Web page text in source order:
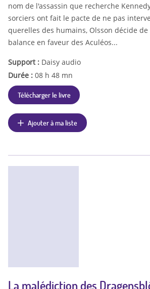
nom de l'assassin que recherche
sorciers ont fait le pacte de ne pas
querelles des humains, Olsson décide
balance en faveur des Aculéos...
Support : Daisy audio
Durée : 08 h 48 mn
Télécharger le livre
Ajouter à ma liste
La malédiction des